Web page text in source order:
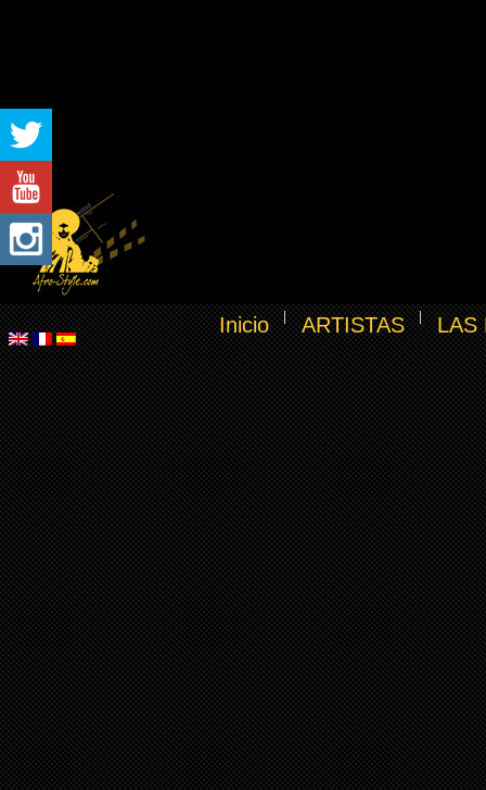
Inicio ARTISTAS LAS